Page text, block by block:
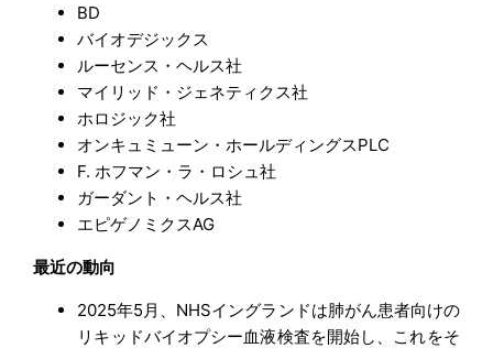
BD
バイオデジックス
ルーセンス・ヘルス社
マイリッド・ジェネティクス社
ホロジック社
オンキュミューン・ホールディングスPLC
F. ホフマン・ラ・ロシュ社
ガーダント・ヘルス社
エピゲノミクスAG
最近の動向
2025年5月、NHSイングランドは肺がん患者向けの
リキッドバイオプシー血液検査を開始し、これをそ